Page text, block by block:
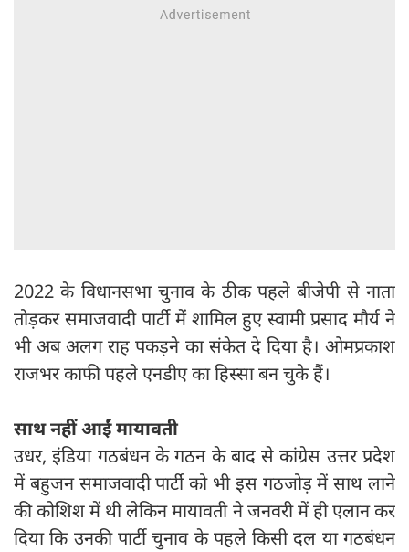
2022 के विधानसभा चुनाव के ठीक पहले बीजेपी से नाता
तोड़कर समाजवादी पार्टी में शामिल हुए स्वामी प्रसाद मौर्य ने
भी अब अलग राह पकड़ने का संकेत दे दिया है। ओमप्रकाश
राजभर काफी पहले एनडीए का हिस्सा बन चुके हैं।
साथ नहीं आईं मायावती
उधर, इंडिया गठबंधन के गठन के बाद से कांग्रेस उत्तर प्रदेश
में बहुजन समाजवादी पार्टी को भी इस गठजोड़ में साथ लाने
की कोशिश में थी लेकिन मायावती ने जनवरी में ही एलान कर
दिया कि उनकी पार्टी चुनाव के पहले किसी दल या गठबंधन